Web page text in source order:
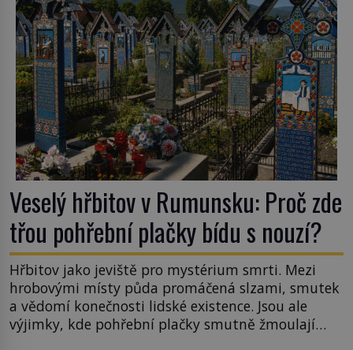
Veselý hřbitov v Rumunsku: Proč zde
třou pohřební plačky bídu s nouzí?
Hřbitov jako jeviště pro mystérium smrti. Mezi
hrobovými místy půda promáčená slzami, smutek
a vědomí konečnosti lidské existence. Jsou ale
výjimky, kde pohřební plačky smutně žmoulají